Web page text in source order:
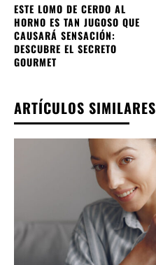
ESTE LOMO DE CERDO AL
HORNO ES TAN JUGOSO QUE
CAUSARÁ SENSACIÓN:
DESCUBRE EL SECRETO
GOURMET
ARTÍCULOS SIMILARES